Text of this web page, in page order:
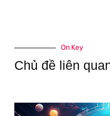
On Key
Chủ đề liên